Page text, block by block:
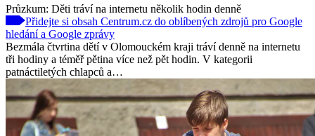
Průzkum: Děti tráví na internetu několik hodin denně
Přidejte si obsah Centrum.cz do oblíbených zdrojů pro Google
hledání a Google zprávy
Bezmála čtvrtina dětí v Olomouckém kraji tráví denně na internetu
tři hodiny a téměř pětina více než pět hodin. V kategorii
patnáctiletých chlapců a…